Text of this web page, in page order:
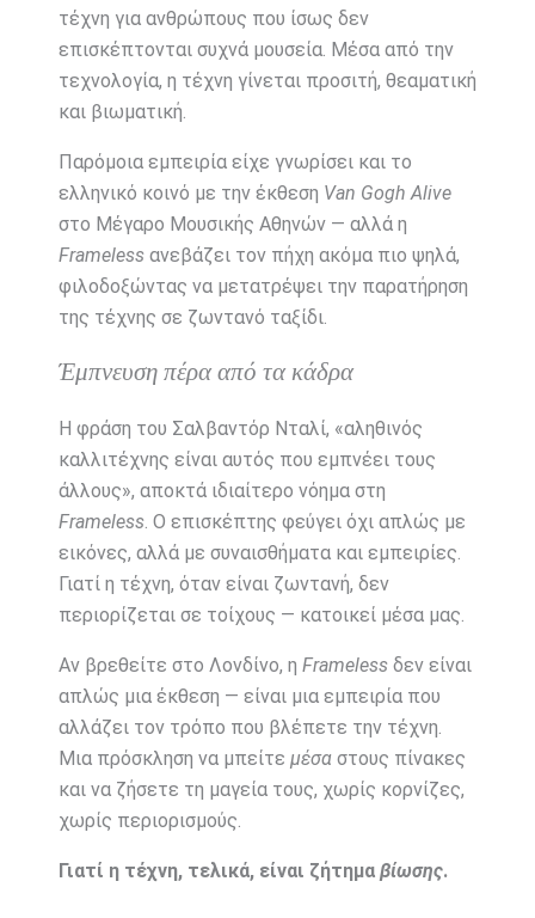
τέχνη για ανθρώπους που ίσως δεν
επισκέπτονται συχνά μουσεία. Μέσα από την
τεχνολογία, η τέχνη γίνεται προσιτή, θεαματική
και βιωματική.
Παρόμοια εμπειρία είχε γνωρίσει και το
ελληνικό κοινό με την έκθεση Van Gogh Alive
στο Μέγαρο Μουσικής Αθηνών — αλλά η
Framelessανεβάζει τον πήχη ακόμα πιο ψηλά,
φιλοδοξώντας να μετατρέψει την παρατήρηση
της τέχνης σε ζωντανό ταξίδι.
Έμπνευση πέρα από τα κάδρα
Η φράση του Σαλβαντόρ Νταλί, «αληθινός
καλλιτέχνης είναι αυτός που εμπνέει τους
άλλους», αποκτά ιδιαίτερο νόημα στη
Frameless. Ο επισκέπτης φεύγει όχι απλώς με
εικόνες, αλλά με συναισθήματα και εμπειρίες.
Γιατί η τέχνη, όταν είναι ζωντανή, δεν
περιορίζεται σε τοίχους — κατοικεί μέσα μας.
Αν βρεθείτε στο Λονδίνο, η Framelessδεν είναι
απλώς μια έκθεση — είναι μια εμπειρία που
αλλάζει τον τρόπο που βλέπετε την τέχνη.
Μια πρόσκληση να μπείτε μέσαστους πίνακες
και να ζήσετε τη μαγεία τους, χωρίς κορνίζες,
χωρίς περιορισμούς.
Γιατί η τέχνη, τελικά, είναι ζήτημα βίωσης.